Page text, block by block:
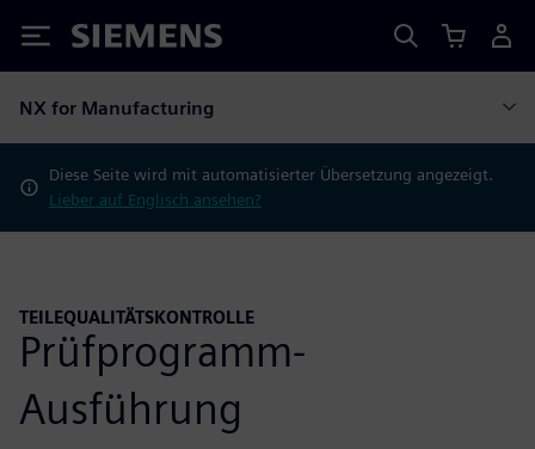
Siemens
NX for Manufacturing
Diese Seite wird mit automatisierter Übersetzung angezeigt.
Lieber auf Englisch ansehen?
TEILEQUALITÄTSKONTROLLE
Prüfprogramm-
Ausführung